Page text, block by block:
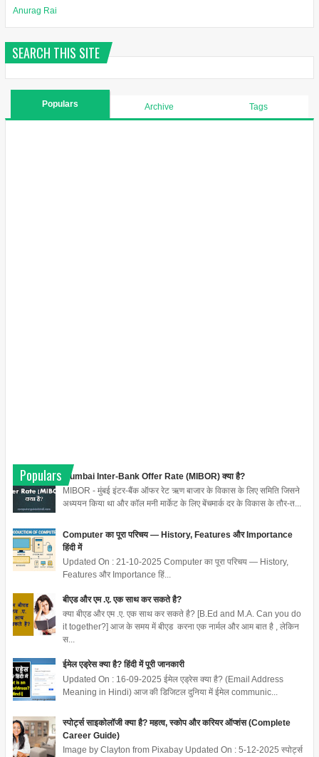
Anurag Rai
SEARCH THIS SITE
Populars Archive Tags
Populars
Mumbai Inter-Bank Offer Rate (MIBOR) क्या है?
MIBOR - मुंबई इंटर-बैंक ऑफर रेट ऋण बाजार के विकास के लिए समिति जिसने
अध्ययन किया था और कॉल मनी मार्केट के लिए बेंचमार्क दर के विकास के तौर-त...
Computer का पूरा परिचय — History, Features और Importance
हिंदी में
Updated On : 21-10-2025 Computer का पूरा परिचय — History,
Features और Importance हिं...
बीएड और एम .ए. एक साथ कर सकते है?
क्या बीएड और एम .ए. एक साथ कर सकते है? [B.Ed and M.A. Can you do
it together?] आज के समय में बीएड करना एक नार्मल और आम बात है , लेकिन
स...
ईमेल एड्रेस क्या है? हिंदी में पूरी जानकारी
Updated On : 16-09-2025 ईमेल एड्रेस क्या है? (Email Address
Meaning in Hindi) आज की डिजिटल दुनिया में ईमेल communic...
स्पोर्ट्स साइकोलॉजी क्या है? महत्व, स्कोप और करियर ऑप्शंस (Complete
Career Guide)
Image by Clayton from Pixabay Updated On : 5-12-2025 स्पोर्ट्स